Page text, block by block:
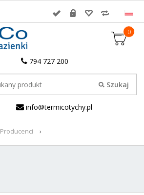
0
794 727 200
info@termicotychy.pl
Producenci